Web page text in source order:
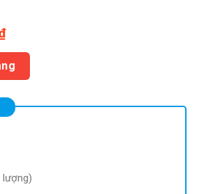
₫.
Giá
hiện
tại
là:
100 ₫.